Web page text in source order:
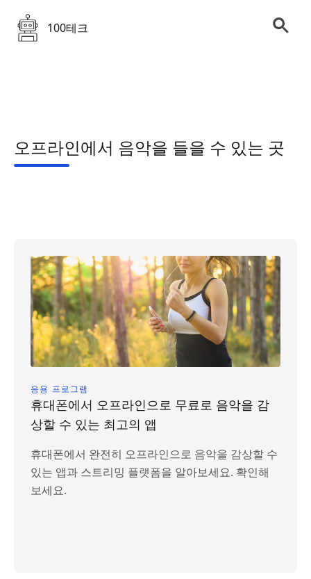
100테크
오프라인에서 음악을 들을 수 있는 곳
응용 프로그램
휴대폰에서 오프라인으로 무료로 음악을 감
상할 수 있는 최고의 앱
휴대폰에서 완전히 오프라인으로 음악을 감상할 수
있는 앱과 스트리밍 플랫폼을 알아보세요. 확인해
보세요.